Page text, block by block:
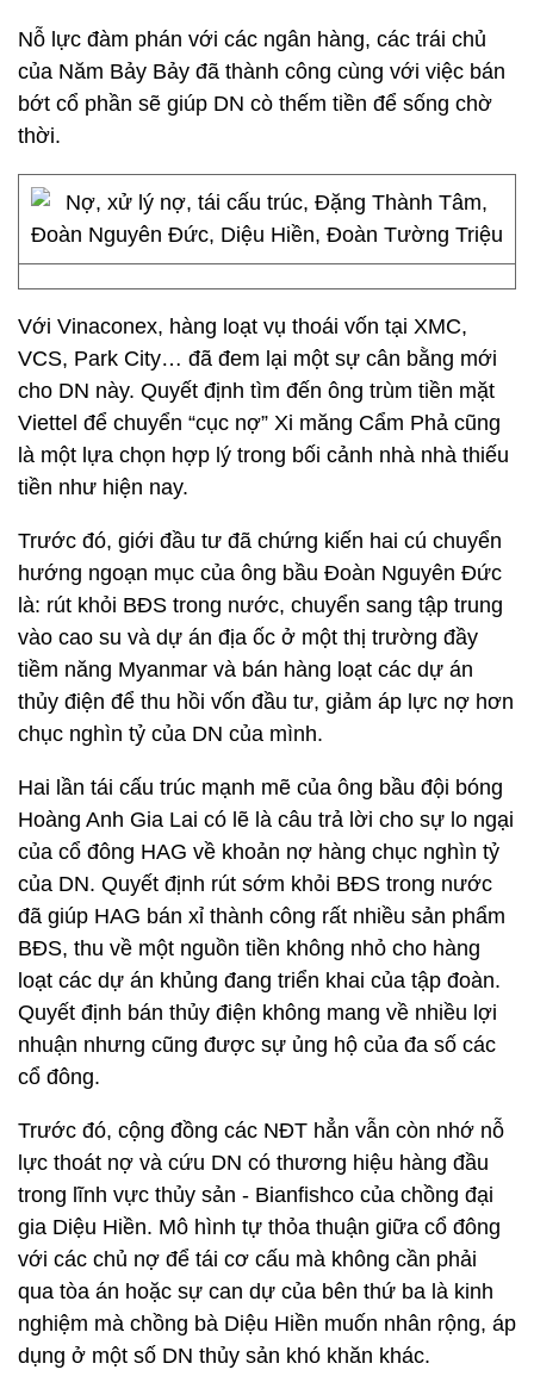
Nỗ lực đàm phán với các ngân hàng, các trái chủ
của Năm Bảy Bảy đã thành công cùng với việc bán
bớt cổ phần sẽ giúp DN cò thếm tiền để sống chờ
thời.
Với Vinaconex, hàng loạt vụ thoái vốn tại XMC,
VCS, Park City… đã đem lại một sự cân bằng mới
cho DN này. Quyết định tìm đến ông trùm tiền mặt
Viettel để chuyển “cục nợ” Xi măng Cẩm Phả cũng
là một lựa chọn hợp lý trong bối cảnh nhà nhà thiếu
tiền như hiện nay.
Trước đó, giới đầu tư đã chứng kiến hai cú chuyển
hướng ngoạn mục của ông bầu Đoàn Nguyên Đức
là: rút khỏi BĐS trong nước, chuyển sang tập trung
vào cao su và dự án địa ốc ở một thị trường đầy
tiềm năng Myanmar và bán hàng loạt các dự án
thủy điện để thu hồi vốn đầu tư, giảm áp lực nợ hơn
chục nghìn tỷ của DN của mình.
Hai lần tái cấu trúc mạnh mẽ của ông bầu đội bóng
Hoàng Anh Gia Lai có lẽ là câu trả lời cho sự lo ngại
của cổ đông HAG về khoản nợ hàng chục nghìn tỷ
của DN. Quyết định rút sớm khỏi BĐS trong nước
đã giúp HAG bán xỉ thành công rất nhiều sản phẩm
BĐS, thu về một nguồn tiền không nhỏ cho hàng
loạt các dự án khủng đang triển khai của tập đoàn.
Quyết định bán thủy điện không mang về nhiều lợi
nhuận nhưng cũng được sự ủng hộ của đa số các
cổ đông.
Trước đó, cộng đồng các NĐT hẳn vẫn còn nhớ nỗ
lực thoát nợ và cứu DN có thương hiệu hàng đầu
trong lĩnh vực thủy sản - Bianfishco của chồng đại
gia Diệu Hiền. Mô hình tự thỏa thuận giữa cổ đông
với các chủ nợ để tái cơ cấu mà không cần phải
qua tòa án hoặc sự can dự của bên thứ ba là kinh
nghiệm mà chồng bà Diệu Hiền muốn nhân rộng, áp
dụng ở một số DN thủy sản khó khăn khác.